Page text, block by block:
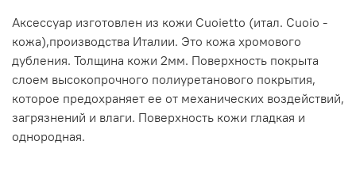
Аксессуар изготовлен из кожи Cuoietto (итал. Cuoio -
кожа),производства Италии. Это кожа хромового
дубления. Толщина кожи 2мм. Поверхность покрыта
слоем высокопрочного полиуретанового покрытия,
которое предохраняет ее от механических воздействий,
загрязнений и влаги. Поверхность кожи гладкая и
однородная.